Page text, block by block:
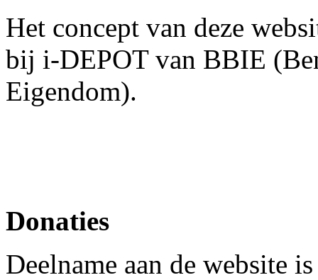
Het concept van deze
bij i-DEPOT van BBIE
Eigendom).
Donaties
Deelname aan de website